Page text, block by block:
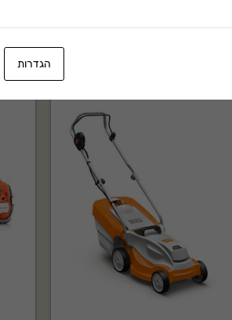
הגדרות